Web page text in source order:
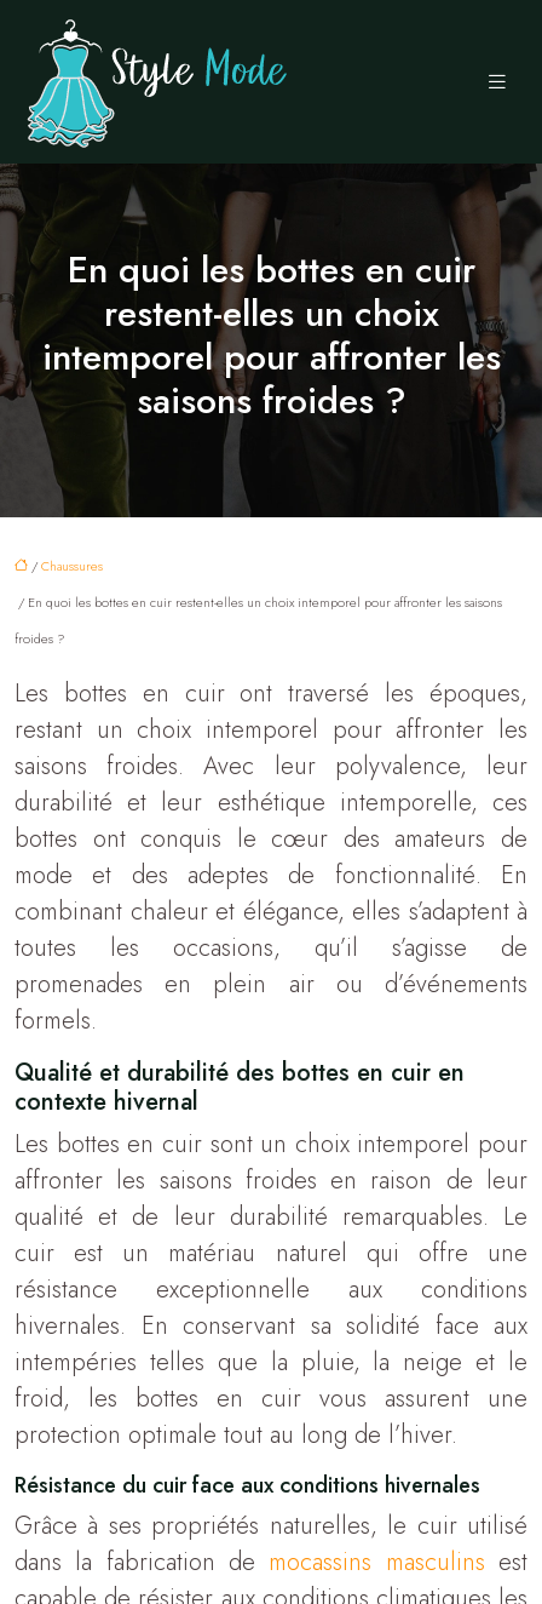
En quoi les bottes en cuir
restent-elles un choix
intemporel pour affronter les
saisons froides ?
/Chaussures
/ En quoi les bottes en cuir restent-elles un choix intemporel pour affronter les saisons
froides ?
Les bottes en cuir ont traversé les époques,
restant un choix intemporel pour affronter les
saisons froides. Avec leur polyvalence, leur
durabilité et leur esthétique intemporelle, ces
bottes ont conquis le cœur des amateurs de
mode et des adeptes de fonctionnalité. En
combinant chaleur et élégance, elles s’adaptent à
toutes les occasions, qu’il s’agisse de
promenades en plein air ou d’événements
formels.
Qualité et durabilité des bottes en cuir en
contexte hivernal
Les bottes en cuir sont un choix intemporel pour
affronter les saisons froides en raison de leur
qualité et de leur durabilité remarquables. Le
cuir est un matériau naturel qui offre une
résistance exceptionnelle aux conditions
hivernales. En conservant sa solidité face aux
intempéries telles que la pluie, la neige et le
froid, les bottes en cuir vous assurent une
protection optimale tout au long de l’hiver.
Résistance du cuir face aux conditions hivernales
Grâce à ses propriétés naturelles, le cuir utilisé
dans la fabrication de mocassins masculins est